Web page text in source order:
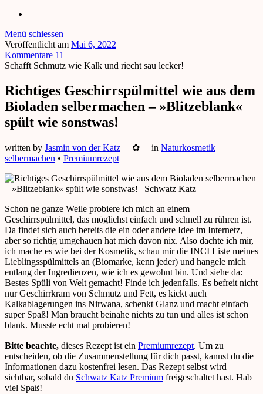
Menü schiessen
Veröffentlicht am Mai 6, 2022
Kommentare 11
Schafft Schmutz wie Kalk und riecht sau lecker!
Richtiges Geschirrspülmittel wie aus dem
Bioladen selbermachen – »Blitzeblank«
spült wie sonstwas!
written by Jasmin von der Katz ✿ in Naturkosmetik
selbermachen • Premiumrezept
Schon ne ganze Weile probiere ich mich an einem
Geschirrspülmittel, das möglichst einfach und schnell zu rühren ist.
Da findet sich auch bereits die ein oder andere Idee im Internetz,
aber so richtig umgehauen hat mich davon nix. Also dachte ich mir,
ich mache es wie bei der Kosmetik, schau mir die INCI Liste meines
Lieblingsspülmittels an (Biomarke, kenn jeder) und hangele mich
entlang der Ingredienzen, wie ich es gewohnt bin. Und siehe da:
Bestes Spüli von Welt gemacht! Finde ich jedenfalls. Es befreit nicht
nur Geschirrkram von Schmutz und Fett, es kickt auch
Kalkablagerungen ins Nirwana, schenkt Glanz und macht einfach
super Spaß! Man braucht beinahe nichts zu tun und alles ist schon
blank. Musste echt mal probieren!
Bitte beachte, dieses Rezept ist ein Premiumrezept. Um zu
entscheiden, ob die Zusammenstellung für dich passt, kannst du die
Informationen dazu kostenfrei lesen. Das Rezept selbst wird
sichtbar, sobald du Schwatz Katz Premium freigeschaltet hast. Hab
viel Spaß!